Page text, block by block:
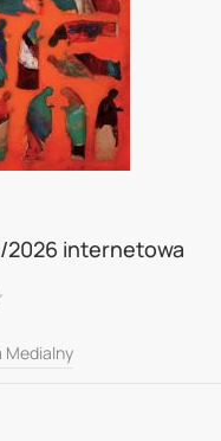
2026 internetowa
Medialny